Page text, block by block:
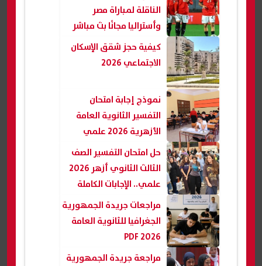
الناقلة لمباراة مصر
وأستراليا مجانًا بث مباشر
كيفية حجز شقق الإسكان
الاجتماعي 2026
نموذج إجابة امتحان
التفسير الثانوية العامة
الأزهرية 2026 علمي
حل امتحان التفسير الصف
الثالث الثانوي أزهر 2026
علمي.. الإجابات الكاملة
مراجعات جريدة الجمهورية
الجغرافيا للثانوية العامة
2026 PDF
مراجعة جريدة الجمهورية